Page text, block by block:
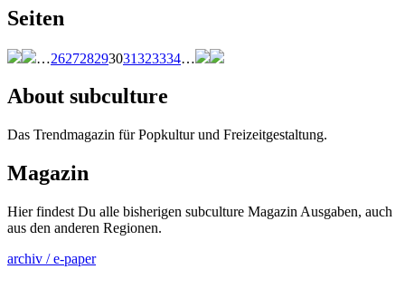
Seiten
…262728293031323334…
About subculture
Das Trendmagazin für Popkultur und Freizeitgestaltung.
Magazin
Hier findest Du alle bisherigen subculture Magazin Ausgaben, auch
aus den anderen Regionen.
archiv / e-paper